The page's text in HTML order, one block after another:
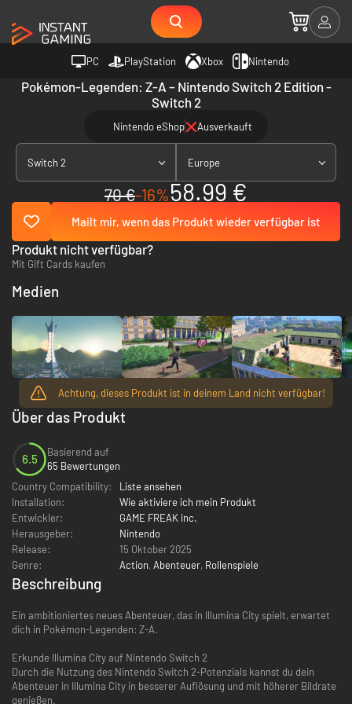
PC PlayStation Xbox Nintendo
Pokémon-Legenden: Z-A – Nintendo Switch 2 Edition -
Switch 2
Nintendo eShop Ausverkauft
Switch 2 Europe
70 €-16%58.99 €
Mailt mir, wenn das Produkt wieder verfügbar ist
Achtung, dieses Produkt ist in deinem Land nicht verfügbar!
Produkt nicht verfügbar?
Mit Gift Cards kaufen
Über das Produkt
6.5
Basierend auf
65 Bewertungen
Country Compatibility:
Liste ansehen
Installation:
Wie aktiviere ich mein Produkt
Entwickler:
GAME FREAK inc.
Herausgeber:
Nintendo
Release:
15 Oktober 2025
Genre:
Action, Abenteuer, Rollenspiele
Medien
Beschreibung
Ein ambitioniertes neues Abenteuer, das in Illumina City spielt, erwartet
dich in Pokémon-Legenden: Z-A.
Erkunde Illumina City auf Nintendo Switch 2
Durch die Nutzung des Nintendo Switch 2-Potenzials kannst du dein
Abenteuer in Illumina City in besserer Auflösung und mit höherer Bildrate
genießen.